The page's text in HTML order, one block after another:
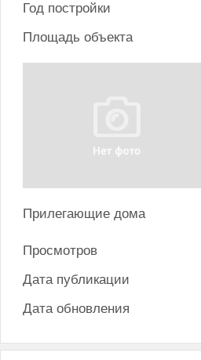
Год постройки
Площадь объекта
Прилегающие дома
Просмотров
Дата публикации
Дата обновления